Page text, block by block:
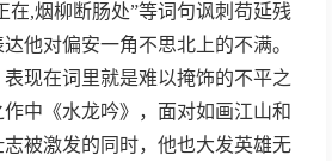
在,烟柳断肠处”等词句讽刺苟延残
他对偏安一角不思北上的不满。
现在词里就是难以掩饰的不平之
中《水龙吟》，面对如画江山和
被激发的同时，他也大发英雄无